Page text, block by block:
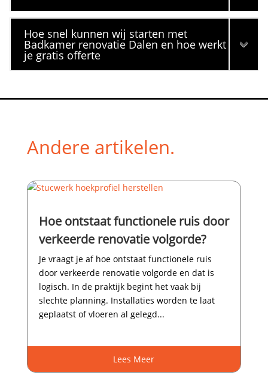
Hoe snel kunnen wij starten met
Badkamer renovatie Dalen en hoe werkt
je gratis offerte
Andere artikelen.
Hoe ontstaat functionele ruis door
verkeerde renovatie volgorde?
Je vraagt je af hoe ontstaat functionele ruis
door verkeerde renovatie volgorde en dat is
logisch.​ In de praktijk begint het vaak bij
slechte planning.​ Installaties worden te laat
geplaatst of vloeren al gelegd...
Lees Meer